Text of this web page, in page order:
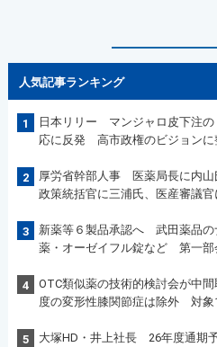
人気記事ランキング
1
日本リリー マンジャロ皮下注の
応に反発 高市政権のビジョンに
2
厚労省幹部人事 医薬局長に内
政策統括官に三浦氏、医産審議官
3
新薬等６製品承認へ 武田薬品の
薬・オーゼイフル錠など 第一部
4
OTC類似薬の技術的検討会が中
度の変形性膝関節症は除外 対象
5
大塚HD・井上社長 26年度通期